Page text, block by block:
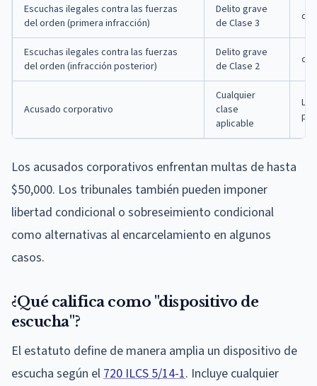
Escuchas ilegales contra las fuerzas
del orden (primera infracción)
Delito grave
de Clase 3
de
Escuchas ilegales contra las fuerzas
del orden (infracción posterior)
Delito grave
de Clase 2
de
Acusado corporativo
Cualquier
clase
aplicable
Los acusados corporativos enfrentan multas de hasta
$50,000. Los tribunales también pueden imponer
libertad condicional o sobreseimiento condicional
como alternativas al encarcelamiento en algunos
casos.
¿Qué califica como "dispositivo de
escucha"?
El estatuto define de manera amplia un dispositivo de
escucha según el 720 ILCS 5/14-1. Incluye cualquier